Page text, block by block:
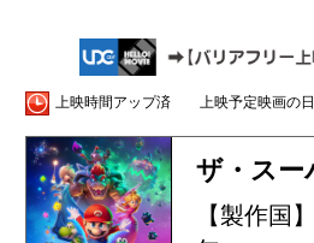
上映時間アップ済 上映予定映画の日
ザ・スー
【製作国